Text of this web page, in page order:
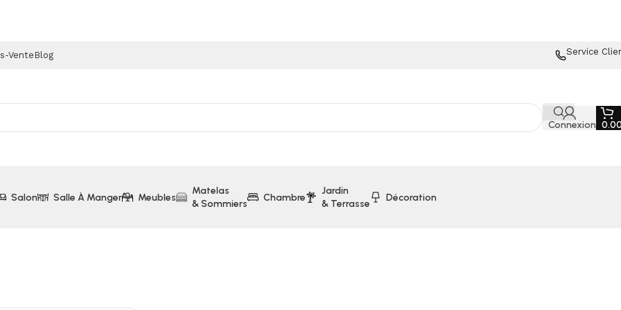
Vente Blog Service
Connexion
Salon Salle À Manger Meubles
Matelas
& Sommiers
Chambre
Jardin
& Terrasse
Décoration